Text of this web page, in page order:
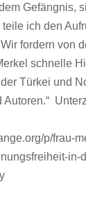
Gefängnis,
teile ich den
Wir fordern von
schnelle
Türkei und
Autoren.“
p/frau-
in-